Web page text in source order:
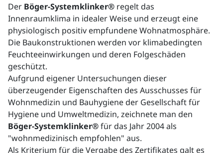
Der Böger-Systemklinker® regelt das
Innenraumklima in idealer Weise und erzeugt eine
physiologisch positiv empfundene Wohnatmosphäre.
Die Baukonstruktionen werden vor klimabedingten
Feuchteeinwirkungen und deren Folgeschäden
geschützt.
Aufgrund eigener Untersuchungen dieser
überzeugender Eigenschaften des Ausschusses für
Wohnmedizin und Bauhygiene der Gesellschaft für
Hygiene und Umweltmedizin, zeichnete man den
Böger-Systemklinker®für das Jahr 2004 als
"wohnmedizinisch empfohlen" aus.
Als Kriterium für die Vergabe des Zertifikates galt es